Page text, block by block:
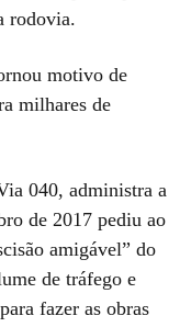
rodovia.
motivo de
milhares de
040, administra a
de 2017 pediu ao
amigável” do
de tráfego e
fazer as obras